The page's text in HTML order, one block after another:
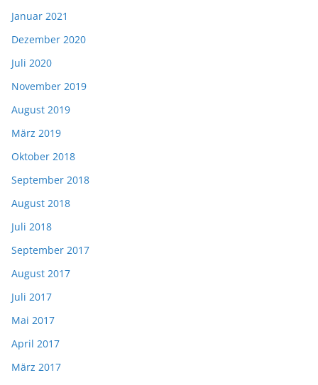
Januar 2021
Dezember 2020
Juli 2020
November 2019
August 2019
März 2019
Oktober 2018
September 2018
August 2018
Juli 2018
September 2017
August 2017
Juli 2017
Mai 2017
April 2017
März 2017